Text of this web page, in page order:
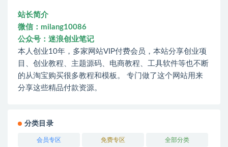
站长简介
微信：milang10086
公众号：迷浪创业笔记
本人创业10年，多家网站VIP付费会员，本站分享创业项
目、创业教程、主题源码、电商教程、工具软件等也不断
的从淘宝购买很多教程和模板。 专门做了这个网站用来
分享这些精品付款资源。
分类目录
会员专区 免费专区 全部分类